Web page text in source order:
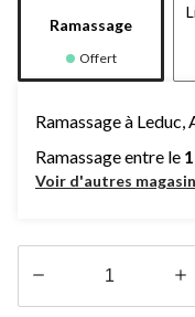
Ramassage
Offert
Ramassage à Leduc,
Ramassage entre le
Voir d'autres